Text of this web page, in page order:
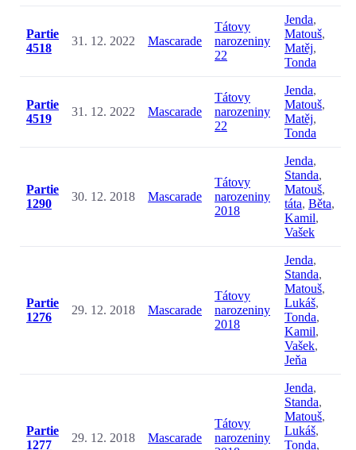
Partie
4518
31. 12. 2022 Mascarade
Tátovy
narozeniny
22
Jenda,
Matouš,
Matěj,
Tonda
Partie
4519
31. 12. 2022 Mascarade
Tátovy
narozeniny
22
Jenda,
Matouš,
Matěj,
Tonda
Partie
1290
30. 12. 2018 Mascarade
Tátovy
narozeniny
2018
Jenda,
Standa,
Matouš,
táta, Běta,
Kamil,
Vašek
Partie
1276
29. 12. 2018 Mascarade
Tátovy
narozeniny
2018
Jenda,
Standa,
Matouš,
Lukáš,
Tonda,
Kamil,
Vašek,
Jeňa
Partie
1277
29. 12. 2018 Mascarade
Tátovy
narozeniny
Jenda,
Standa,
Matouš,
Lukáš,
Tonda,